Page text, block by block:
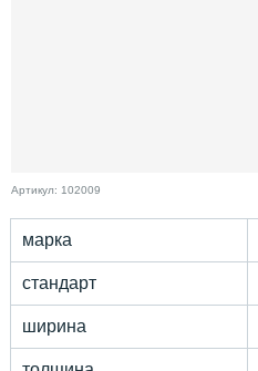
Артикул: 102009
марка
стандарт
ширина